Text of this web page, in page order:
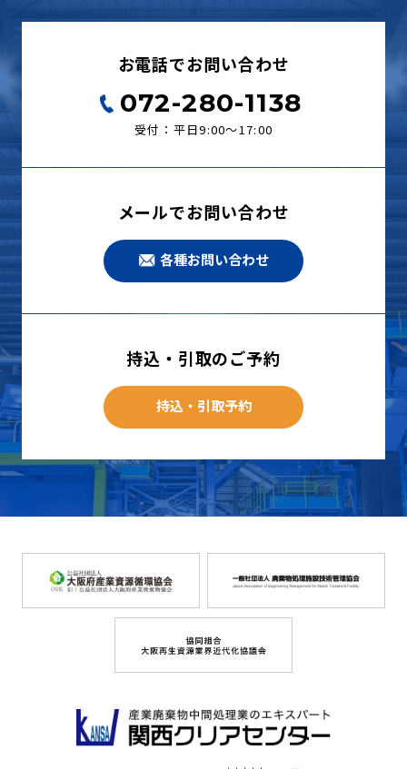
お電話でお問い合わせ
072-280-1138
受付：平日9:00〜17:00
メールでお問い合わせ
各種お問い合わせ
持込・引取のご予約
持込・引取予約